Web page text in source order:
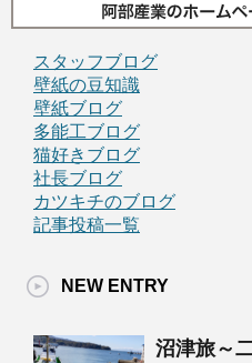
スタッフブログ
壁紙の豆知識
壁紙ブログ
多能工ブログ
猫好きブログ
社長ブログ
カツキチのブログ
記事投稿一覧
NEW ENTRY
沼津旅～